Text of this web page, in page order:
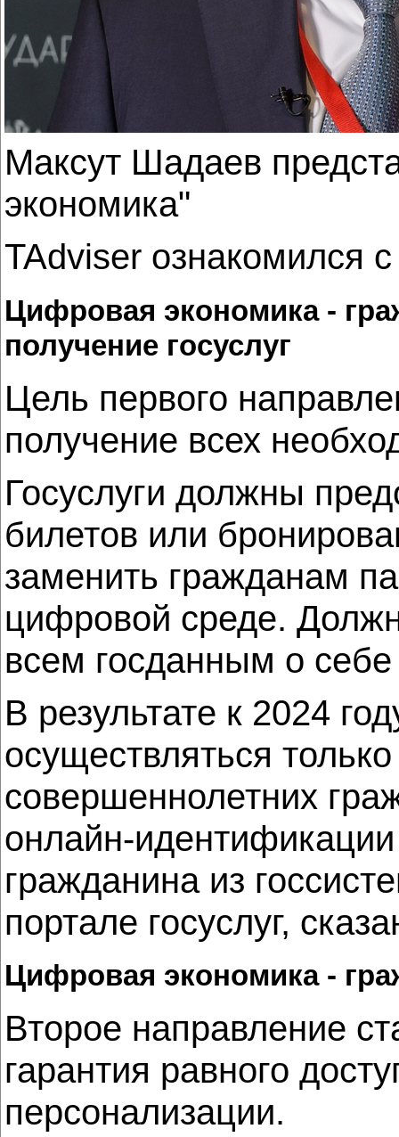
Максут Шадаев
экономика"
TAdviser ознакомился
Цифровая экономика -
получение госуслуг
Цель первого
получение всех
Госуслуги должны
билетов или
заменить гражданам
цифровой среде.
всем госданным о
В результате к 2024
осуществляться
совершеннолетних
онлайн-
гражданина из
портале госуслуг,
Цифровая экономика -
Второе направление
гарантия равного
персонализации.